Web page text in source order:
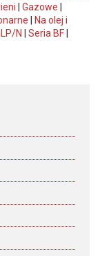
Gazowe
Na olej i
N Seria BF